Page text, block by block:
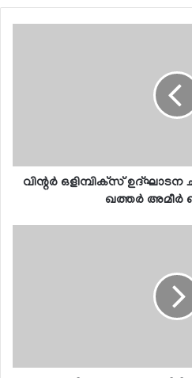
വിന്റര്‍ ഒളിമ്പിക്‌സ് ഉദ്ഘാടന
ഖത്തര്‍ അമീര്‍